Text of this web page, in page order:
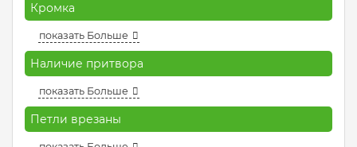
Кромка
показать Больше
Наличие притвора
показать Больше
Петли врезаны